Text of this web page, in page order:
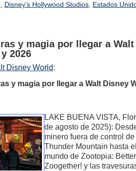
, Disney's Hollywood Studios, Estados
y magia por llegar a
2026
Disney World:
y magia por llegar a Walt Disney
LAKE BUENA VISTA,
de agosto de 2025):
minero fuera de control
Thunder Mountain hasta
mundo de Zootopia: Better
Zoogether! y las